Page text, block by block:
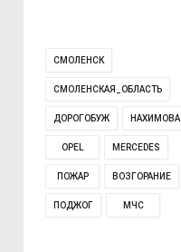
СМОЛЕНСК
СМОЛЕНСКАЯ_ОБЛАСТЬ
ДОРОГОБУЖ НАХИМОВА
OPEL MERCEDES
ПОЖАР ВОЗГОРАНИЕ
ПОДЖОГ МЧС